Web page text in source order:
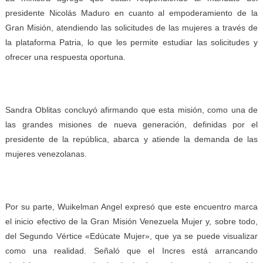
presidente Nicolás Maduro en cuanto al empoderamiento de la
Gran Misión, atendiendo las solicitudes de las mujeres a través de
la plataforma Patria, lo que les permite estudiar las solicitudes y
ofrecer una respuesta oportuna.
Sandra Oblitas concluyó afirmando que esta misión, como una de
las grandes misiones de nueva generación, definidas por el
presidente de la república, abarca y atiende la demanda de las
mujeres venezolanas.
Por su parte, Wuikelman Angel expresó que este encuentro marca
el inicio efectivo de la Gran Misión Venezuela Mujer y, sobre todo,
del Segundo Vértice «Edúcate Mujer», que ya se puede visualizar
como una realidad. Señaló que el Incres está arrancando